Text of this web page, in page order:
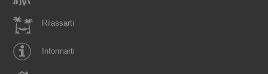
Rilassarti
Informarti